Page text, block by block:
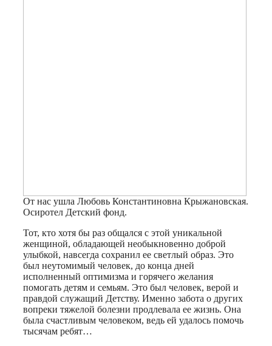
От нас ушла Любовь Константиновна Крыжановская.
Осиротел Детский фонд.
Тот, кто хотя бы раз общался с этой уникальной
женщиной, обладающей необыкновенно доброй
улыбкой, навсегда сохранил ее светлый образ. Это
был неутомимый человек, до конца дней
исполненный оптимизма и горячего желания
помогать детям и семьям. Это был человек, верой и
правдой служащий Детству. Именно забота о других
вопреки тяжелой болезни продлевала ее жизнь. Она
была счастливым человеком, ведь ей удалось помочь
тысячам ребят…